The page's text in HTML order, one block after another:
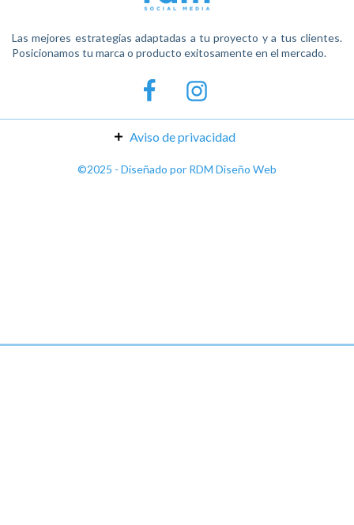
Las mejores estrategias adaptadas a tu proyecto y a tus clientes.
Posicionamos tu marca o producto exitosamente en el mercado.
Aviso de privacidad
©2025 - Diseñado por RDM Diseño Web